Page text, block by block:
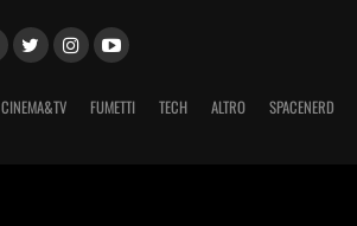
CINEMA&TV FUMETTI TECH ALTRO SPACENERD